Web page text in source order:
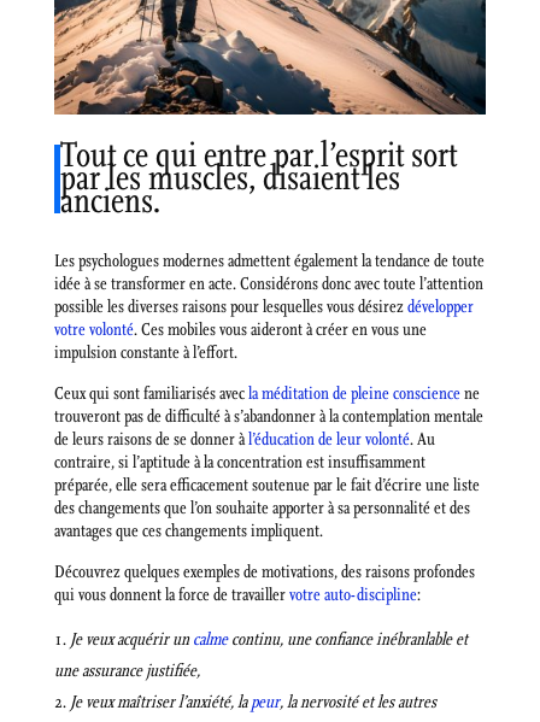
Tout ce qui entre par l’esprit sort
par les muscles, disaient les
anciens.
Les psychologues modernes admettent également la tendance de toute
idée à se transformer en acte. Considérons donc avec toute l’attention
possible les diverses raisons pour lesquelles vous désirezdévelopper
votre volonté. Ces mobiles vous aideront à créer en vous une
impulsion constante à l’effort.
Ceux qui sont familiarisés avecla méditation de pleine consciencene
trouveront pas de difficulté à s’abandonner à la contemplation mentale
de leurs raisons de se donner àl’éducation de leur volonté. Au
contraire, si l’aptitude à la concentration est insuffisamment
préparée, elle sera efficacement soutenue par le fait d’écrire une liste
des changements que l’on souhaite apporter à sa personnalité et des
avantages que ces changements impliquent.
Découvrez quelques exemples de motivations, des raisons profondes
qui vous donnent la force de travaillervotre auto-discipline:
Je veux acquérir uncalmecontinu, une confiance inébranlable et
une assurance justifiée,
Je veux maîtriser l’anxiété, lapeur, la nervosité et les autres